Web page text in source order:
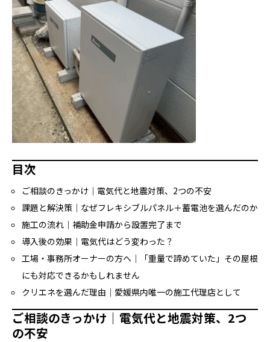
目次
ご相談のきっかけ｜電気代と地震対策、2つの不安
課題と解決策｜なぜフレキシブルパネル＋蓄電池を選んだのか
施工の流れ｜補助金申請から設置完了まで
導入後の効果｜電気代はどう変わった？
工場・事務所オーナーの方へ｜「重量で諦めていた」その屋根
にも対応できるかもしれません
クリエネを選んだ理由｜愛媛県内唯一の施工代理店として
ご相談のきっかけ｜電気代と地震対策、2つ
の不安